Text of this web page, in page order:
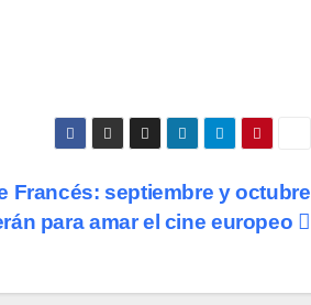
Francés: septiembre y octubre
para amar el cine europeo